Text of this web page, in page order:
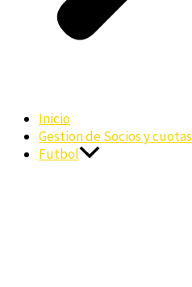
Inicio
Gestion de Socios y cuotas
Futbol